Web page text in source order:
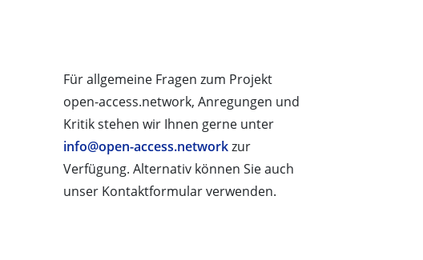
Für allgemeine Fragen zum Projekt
open-access.network, Anregungen und
Kritik stehen wir Ihnen gerne unter
info@open-access.networkzur
Verfügung. Alternativ können Sie auch
unser Kontaktformular verwenden.